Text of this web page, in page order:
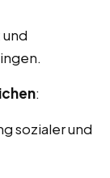
:
sozialer und